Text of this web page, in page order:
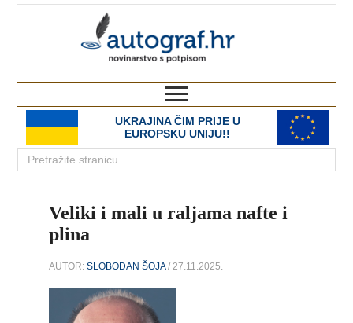
UKRAJINA ČIM PRIJE U
EUROPSKU UNIJU!!
Veliki i mali u raljama nafte i
plina
AUTOR:SLOBODAN ŠOJA/ 27.11.2025.